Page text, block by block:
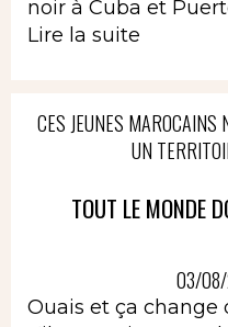
noir à Cuba et
Lire la suite
CES JEUNES
UN
TOUT LE MONDE
03/08/
Ouais et ça change